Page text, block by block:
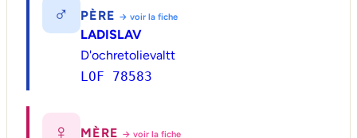
♂ PÈRE → voir la fiche
LADISLAV
D'ochretolievaltt
LOF 78583
♀ MÈRE → voir la fiche